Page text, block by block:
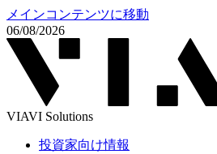
メインコンテンツに移動
06/08/2026
VIAVI Solutions
投資家向け情報